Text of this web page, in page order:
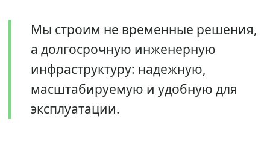
Мы строим не временные решения,
а долгосрочную инженерную
инфраструктуру: надежную,
масштабируемую и удобную для
эксплуатации.